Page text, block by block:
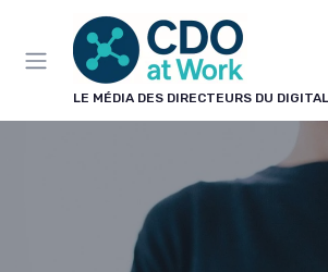
LE MÉDIA DES DIRECTEURS DU DIGITAL
Panneau de gestion des cookies